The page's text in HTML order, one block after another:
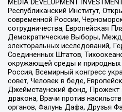
Республиканский Институт,
современной России,
сотрудничества, Европейская
Демократические Выборы,
электоральных исследований,
Соединенных Штатов,
окружающей среды и природных
Россия, Всемирный конгресс
совет, Человек в беде,
Джеймстаунский фонд, Прожект
дракона, Врачи против
органов, Фалунь Дафа, Друзья